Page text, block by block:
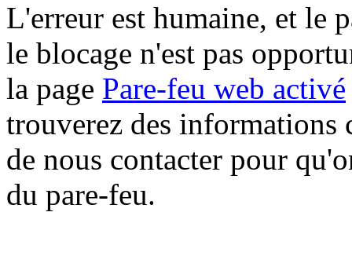
L'erreur est humaine, et le
le blocage n'est pas
la page Pare-feu web activé
trouverez des informations
de nous contacter pour
du pare-feu.